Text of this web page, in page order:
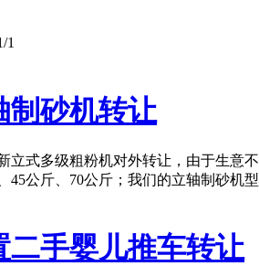
1
制砂机转让
立式多级粗粉机对外转让，由于生意
45公斤、70公斤；我们的立轴制砂机
二手婴儿推车转让